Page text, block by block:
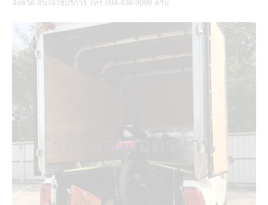
จังหวัด สนใจใช้บริการ โทร.094-438-9999 ครับ
รถรับจ้างอุดรธานี